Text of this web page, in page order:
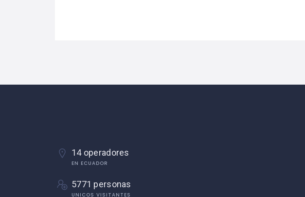
14 operadores
EN ECUADOR
5771 personas
UNICOS VISITANTES